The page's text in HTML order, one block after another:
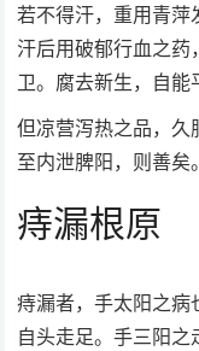
若不得汗，重用青萍
汗后用破郁行血之
卫。腐去新生，自能
但凉营泻热之品，久
至内泄脾阳，则善矣。
痔漏根原
痔漏者，手太阳之病
自头走足。手三阳